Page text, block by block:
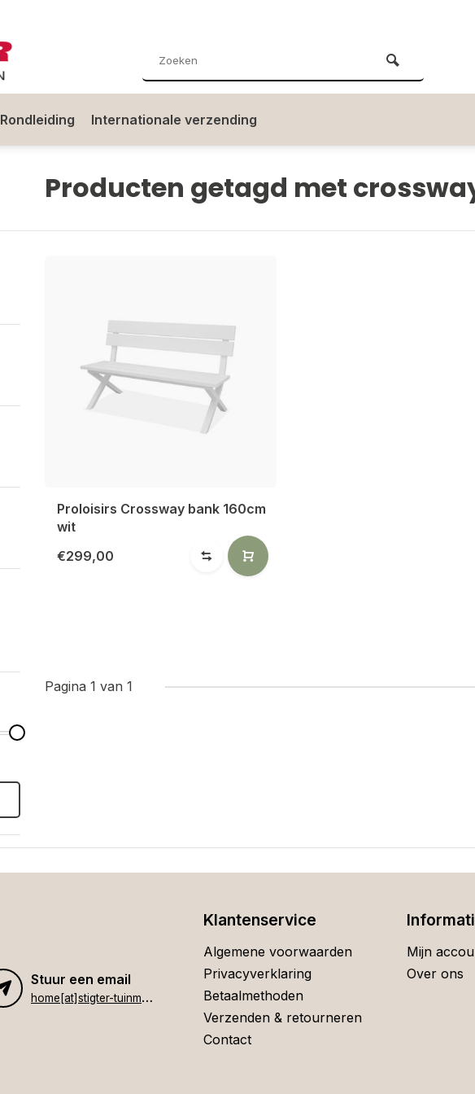
Rondleiding Internationale verzending
Producten getagd met
Proloisirs Crossway bank 160cm
wit
€299,00
Pagina 1 van 1
Stuur een email
h
ome[at]stigter-tuinmeubelen.nl
Klantenservice
Algemene voorwaarden
Privacyverklaring
Betaalmethoden
Verzenden & retourneren
Contact
Mijn
Over ons